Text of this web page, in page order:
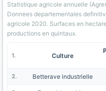
Statistique agricole annuelle
Donnees departementales
agricole 2020. Surfaces en
productions en quintaux.
Culture
Betterave industrielle